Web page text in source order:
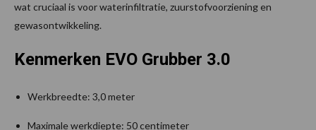
wat cruciaal is voor waterinfiltratie, zuurstofvoorziening en
gewasontwikkeling.
Kenmerken EVO Grubber 3.0
Werkbreedte: 3,0 meter
Maximale werkdiepte: 50 centimeter